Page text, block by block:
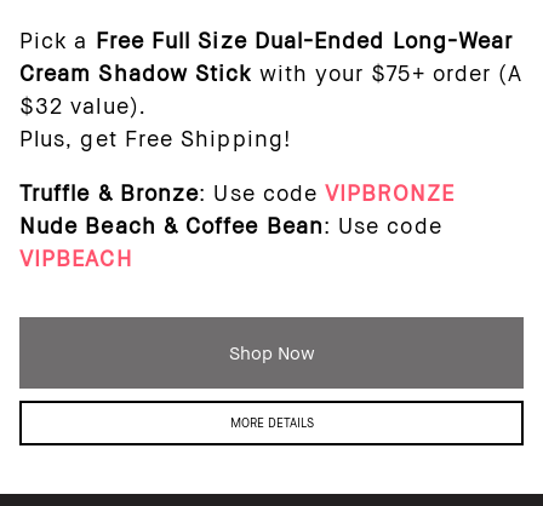
Pick a Free Full Size Dual-Ended Long-Wear
Cream Shadow Stick with your $75+ order (A
$32 value).
Plus, get Free Shipping!
Truffle & Bronze: Use codeVIPBRONZE
Nude Beach & Coffee Bean: Use code
VIPBEACH
MORE DETAILS
Shop Now